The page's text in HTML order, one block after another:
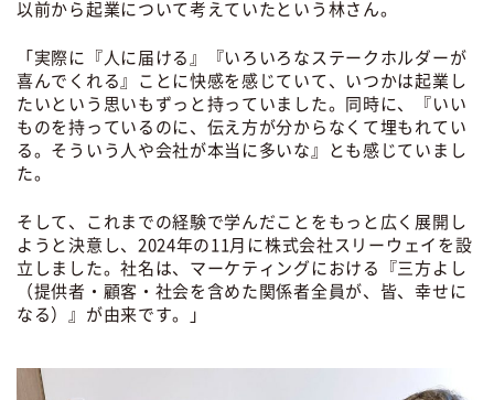
以前から起業について考えていたという林さん。
「実際に『人に届ける』『いろいろなステークホルダーが
喜んでくれる』ことに快感を感じていて、いつかは起業し
たいという思いもずっと持っていました。同時に、『いい
ものを持っているのに、伝え方が分からなくて埋もれてい
る。そういう人や会社が本当に多いな』とも感じていまし
た。
そして、これまでの経験で学んだことをもっと広く展開し
ようと決意し、2024年の11月に株式会社スリーウェイを設
立しました。社名は、マーケティングにおける『三方よし
（提供者・顧客・社会を含めた関係者全員が、皆、幸せに
なる）』が由来です。」